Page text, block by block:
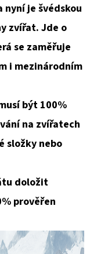
nyní je švédskou
zvířat. Jde o
se zaměřuje
i mezinárodním
být 100%
na zvířatech
složky nebo
doložit
prověřen